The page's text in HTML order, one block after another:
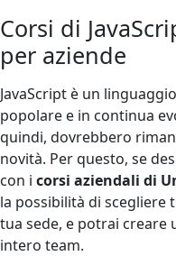
Corsi di
per aziende
JavaScript è un
popolare e in continua
quindi, dovrebbero
novità. Per questo, se
con i corsi aziendali di
la possibilità di scegliere
tua sede, e potrai
intero team.